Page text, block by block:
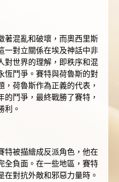
著混亂和破壞，而奧西里斯
一對立關係在埃及神話中非
對世界的理解，即秩序和混
恆鬥爭。賽特與荷魯斯的對
，荷魯斯作為正義的代表，
的鬥爭，最終戰勝了賽特，
利。
特被描繪成反派角色，他在
全負面。在一些地區，賽特
在對抗外敵和邪惡力量時。